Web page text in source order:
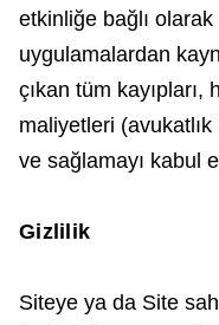
etkinliğe bağlı
uygulamalardan
çıkan tüm kayıpları,
maliyetleri
ve sağlamayı kabul
Gizlilik
Siteye ya da Site